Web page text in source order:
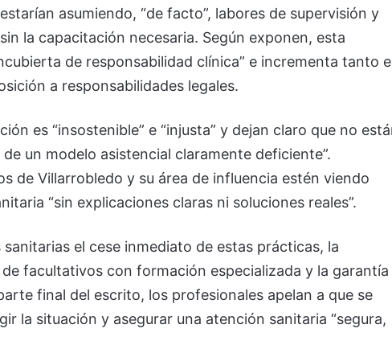
asumiendo, “de facto”, labores de supervisión y
la capacitación necesaria. Según exponen, esta
de responsabilidad clínica” e incrementa tanto
a responsabilidades legales.
es “insostenible” e “injusta” y dejan claro que no
un modelo asistencial claramente deficiente”.
de Villarrobledo y su área de influencia estén viendo
“sin explicaciones claras ni soluciones reales”.
el cese inmediato de estas prácticas, la
facultativos con formación especializada y la garantía
final del escrito, los profesionales apelan a que se
la situación y asegurar una atención sanitaria “segura,